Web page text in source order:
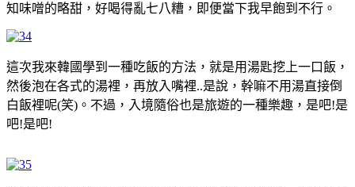
知味噌的略甜，好喝得亂七八糟，即便當下我早飽到不行。
這次我來韓國學到一種吃飯的方法，就是用湯匙挖上一口飯，
然後泡在各式的湯裡，再放入嘴裡..是說，幹嘛不用湯直接倒
白飯裡呢(笑)。不過，入境隨俗也是旅遊的一種樂趣，是吧!是
吧!是吧!